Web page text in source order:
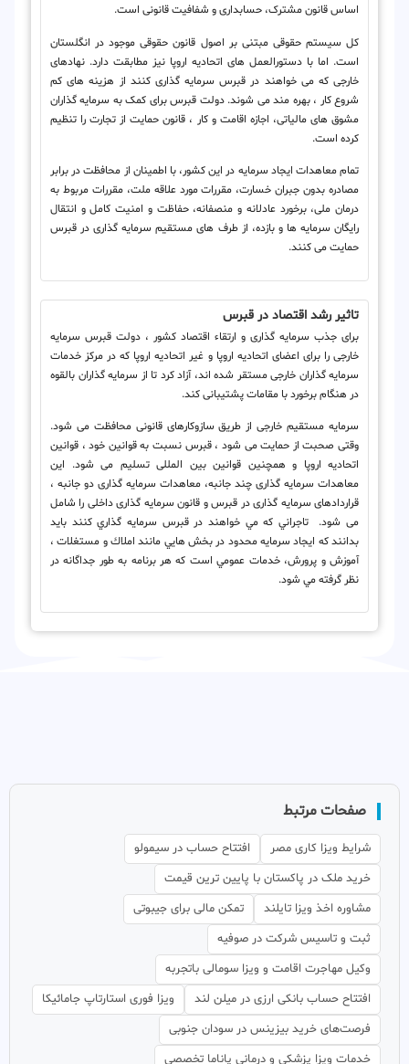
اساس قانون مشترک، حسابداری و شفافیت قانونی است.
کل سیستم حقوقی مبتنی بر اصول قانون حقوقی موجود در انگلستان
است. اما با دستورالعمل های اتحادیه اروپا نیز مطابقت دارد. نهادهای
خارجی که می خواهند در قبرس سرمایه گذاری کنند از هزینه های کم
شروع کار ، بهره مند می شوند. دولت قبرس برای کمک به سرمایه گذاران
مشوق های مالیاتی، اجازه اقامت و کار ، قانون حمایت از تجارت را تنظیم
کرده است.
تمام معاهدات ایجاد سرمایه در این کشور، با اطمینان از محافظت در برابر
مصادره بدون جبران خسارت، مقررات مورد علاقه ملت، مقررات مربوط به
درمان ملی، برخورد عادلانه و منصفانه، حفاظت و امنیت کامل و انتقال
رایگان سرمایه ها و بازده، از طرف های مستقیم سرمایه گذاری در قبرس
حمایت می کنند.
تاثیر رشد اقتصاد در قبرس
برای جذب سرمایه گذاری و ارتقاء اقتصاد کشور ، دولت قبرس سرمایه
خارجی را برای اعضای اتحادیه اروپا و غیر اتحادیه اروپا که در مرکز خدمات
سرمایه گذاران خارجی مستقر شده اند، آزاد کرد تا از سرمایه گذاران بالقوه
در هنگام برخورد با مقامات پشتیبانی کند.
سرمایه مستقیم خارجی از طریق سازوکارهای قانونی محافظت می شود.
وقتی صحبت از حمایت می شود ، قبرس نسبت به قوانین خود ، قوانین
اتحادیه اروپا و همچنین قوانین بین المللی تسلیم می شود. این
معاهدات سرمایه گذاری چند جانبه، معاهدات سرمایه گذاری دو جانبه ،
قراردادهای سرمایه گذاری در قبرس و قانون سرمایه گذاری داخلی را شامل
می شود. تاجراني كه مي خواهند در قبرس سرمايه گذاري كنند بايد
بدانند كه ایجاد سرمايه محدود در بخش هايي مانند املاك و مستغلات ،
آموزش و پرورش، خدمات عمومي است كه هر برنامه به طور جداگانه در
نظر گرفته مي شود.
صفحات مرتبط
شرایط ویزا کاری مصر
افتتاح حساب در سیمولو
خرید ملک در پاکستان با پایین ترین قیمت
مشاوره اخذ ویزا تایلند
تمکن مالی برای جیبوتی
ثبت و تاسیس شرکت در صوفیه
وکیل مهاجرت اقامت و ویزا سومالی باتجربه
افتتاح حساب بانکی ارزی در میلن لند
ویزا فوری استارتاپ جامائیکا
فرصت‌های خرید بیزینس در سودان جنوبی
خدمات ویزا پزشکی و درمانی پاناما تخصصی